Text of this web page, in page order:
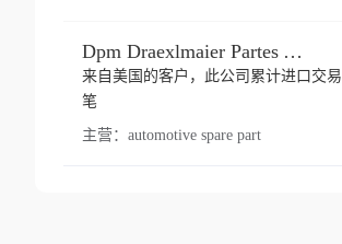
Dpm Draexlmaier Partes Automotrices Corr Ind Huejotzingo
来自美国的客户，此公司累计进口交易
笔
主营： automotive spare part